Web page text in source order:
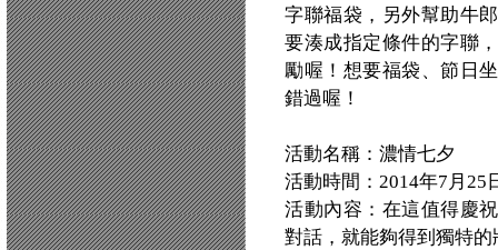
字聯福袋，另外幫助牛
要湊成指定條件的字聯
勵喔！想要福袋、節日
錯過喔！
活動名稱：濃情七夕
活動時間：2014年7月25
活動內容：在這值得慶
對話，就能夠得到獨特